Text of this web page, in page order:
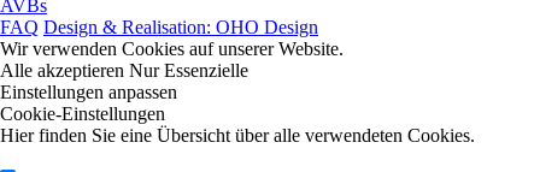
AVBs
FAQ Design & Realisation: OHO Design
Wir verwenden Cookies auf unserer Website.
Alle akzeptieren Nur Essenzielle
Einstellungen anpassen
Cookie-Einstellungen
Hier finden Sie eine Übersicht über alle verwendeten Cookies.